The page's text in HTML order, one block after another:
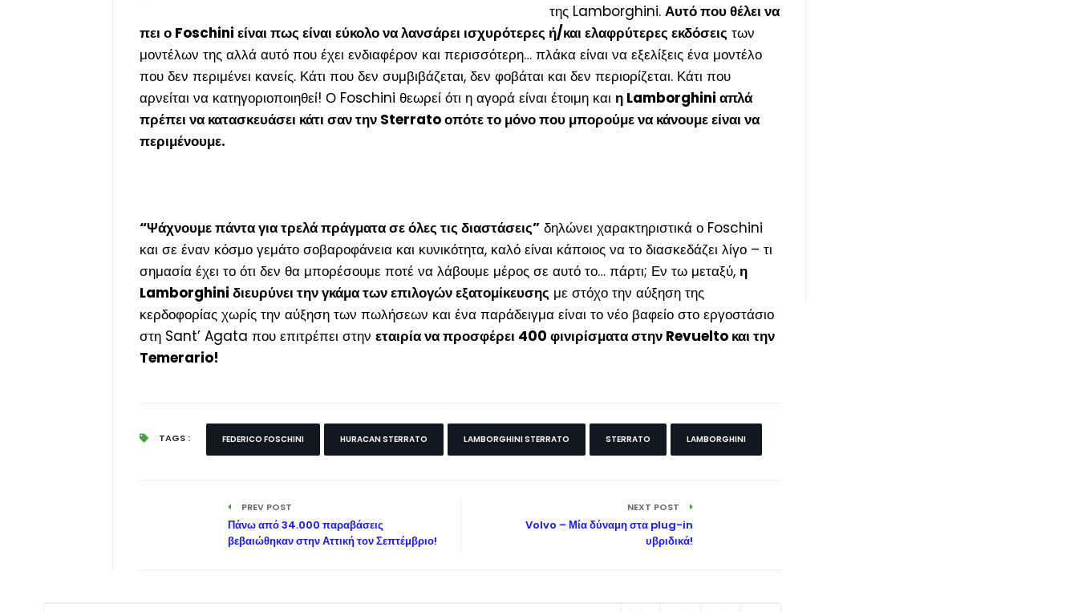
της Lamborghini. Αυτό που θέλει να
πει ο Foschini είναι πως είναι εύκολο να λανσάρει ισχυρότερες ή/και ελαφρύτερες εκδόσεις των
μοντέλων της αλλά αυτό που έχει ενδιαφέρον και περισσότερη… πλάκα είναι να εξελίξεις ένα μοντέλο
που δεν περιμένει κανείς. Κάτι που δεν συμβιβάζεται, δεν φοβάται και δεν περιορίζεται. Κάτι που
αρνείται να κατηγοριοποιηθεί! Ο Foschini θεωρεί ότι η αγορά είναι έτοιμη και η Lamborghini απλά
πρέπει να κατασκευάσει κάτι σαν την Sterrato οπότε το μόνο που μπορούμε να κάνουμε είναι να
περιμένουμε.
“Ψάχνουμε πάντα για τρελά πράγματα σε όλες τις διαστάσεις”δηλώνει χαρακτηριστικά ο Foschini
και σε έναν κόσμο γεμάτο σοβαροφάνεια και κυνικότητα, καλό είναι κάποιος να το διασκεδάζει λίγο – τι
σημασία έχει το ότι δεν θα μπορέσουμε ποτέ να λάβουμε μέρος σε αυτό το… πάρτι; Εν τω μεταξύ, η
Lamborghini διευρύνει την γκάμα των επιλογών εξατομίκευσης με στόχο την αύξηση της
κερδοφορίας χωρίς την αύξηση των πωλήσεων και ένα παράδειγμα είναι το νέο βαφείο στο εργοστάσιο
στη Sant’ Agata που επιτρέπει στην εταιρία να προσφέρει 400 φινιρίσματα στην Revuelto και την
Temerario!
TAGS : FEDERICO FOSCHINI HURACAN STERRATO LAMBORGHINI STERRATO STERRATO LAMBORGHINI
PREV POST
Πάνω από 34.000 παραβάσεις
βεβαιώθηκαν στην Αττική τον Σεπτέμβριο!
NEXT POST
Volvo – Μία δύναμη στα plug-in
υβριδικά!